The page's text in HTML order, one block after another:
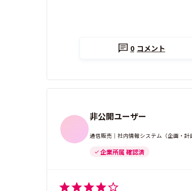
0 コメント
非公開ユーザー
通信販売｜社内情報システム（企画・
企業所属 確認済